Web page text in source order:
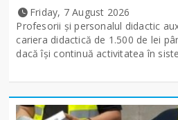
Friday, 7 August 2026
Profesorii și personalul didactic
cariera didactică de 1.500 de lei
dacă își continuă activitatea în